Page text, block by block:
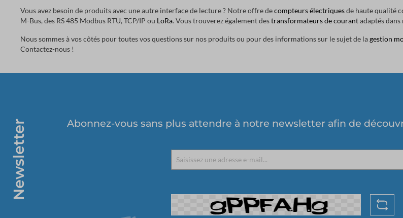
Vous avez besoin de produits avec une autre interface de lecture ? Notre offre decompteurs électriquesde haute qualité
M-Bus, des RS 485 Modbus RTU, TCP/IP ou LoRa. Vous trouverez également destransformateurs de courantadaptés
Nous sommes à vos côtés pour toutes vos questions sur nos produits ou pour des informations sur le sujet de lagestion
Contactez-nous !
Newsletter Abonnez-vous sans plus attendre à notre newsletter afin de